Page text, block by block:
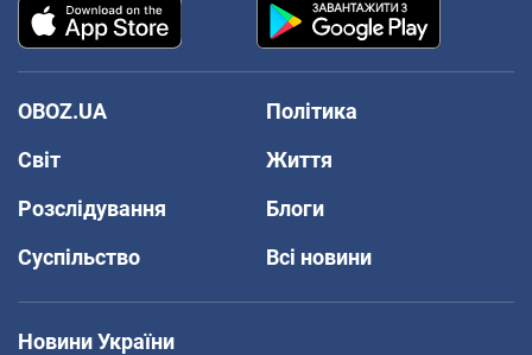
OBOZ.UA
Політика
Світ
Життя
Розслідування
Блоги
Суспільство
Всі новини
Новини України